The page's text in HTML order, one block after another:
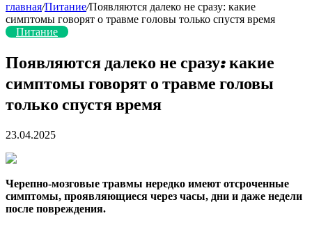
главная/Питание/Появляются далеко не сразу: какие
симптомы говорят о травме головы только спустя время
Питание
Появляются далеко не сразу: какие
симптомы говорят о травме головы
только спустя время
23.04.2025
Черепно-мозговые травмы нередко имеют отсроченные
симптомы, проявляющиеся через часы, дни и даже недели
после повреждения.